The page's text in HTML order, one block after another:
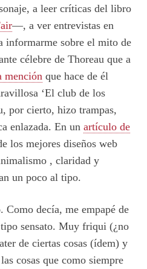
a leer críticas del libro
—, a ver entrevistas en
informarme sobre el mito de
célebre de Thoreau que a
mención que hace de él
‘El club de los
por cierto, hizo trampas,
enlazada. En un artículo de
los mejores diseños web
, claridad y
un poco al tipo.
Como decía, me empapé de
sensato. Muy friqui (¿no
de ciertas cosas (ídem) y
cosas que como siempre